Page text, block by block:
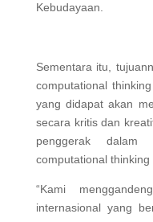
Kebudayaan.
Sementara itu,
computational
yang didapat akan
secara kritis dan
penggerak dalam
computational thinking
“Kami
internasional yang